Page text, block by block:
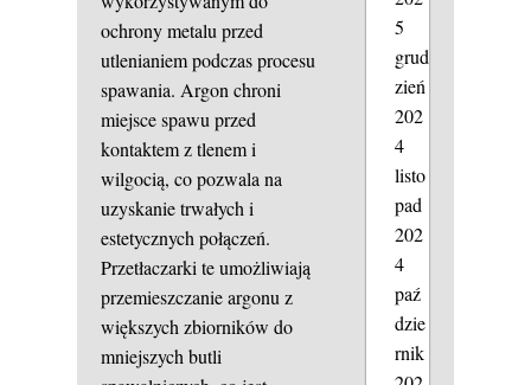
ochrony metalu przed
utlenianiem podczas procesu
spawania. Argon chroni
miejsce spawu przed
kontaktem z tlenem i
wilgocią, co pozwala na
uzyskanie trwałych i
estetycznych połączeń.
Przetłaczarki te umożliwiają
przemieszczanie argonu z
większych zbiorników do
mniejszych butli
5
grud
zień
202
4
listo
pad
202
4
paź
dzie
rnik